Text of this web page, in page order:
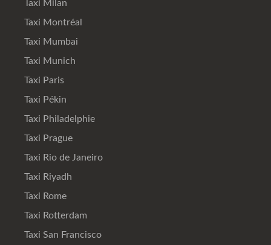
Taxi Milan
Taxi Montréal
Taxi Mumbai
Taxi Munich
Taxi Paris
Taxi Pékin
Taxi Philadelphie
Taxi Prague
Taxi Rio de Janeiro
Taxi Riyadh
Taxi Rome
Taxi Rotterdam
Taxi San Francisco